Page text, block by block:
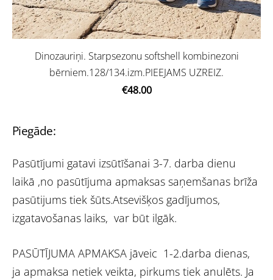
Piegāde:
Pasūtījumi gatavi izsūtīšanai 3-7. darba dienu
laikā ,no pasūtījuma apmaksas saņemšanas brīža
pasūtijums tiek šūts.Atsevišķos gadījumos,
izgatavošanas laiks, var būt ilgāk.
PASŪTĪJUMA APMAKSA jāveic 1-2.darba dienas,
ja apmaksa netiek veikta, pirkums tiek anulēts. Ja
Dinozauriņi. Starpsezonu softshell kombinezoni
bērniem.128/134.izm.PIEEJAMS UZREIZ.
€48.00